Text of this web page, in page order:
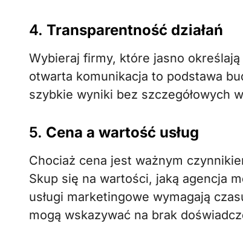
4. Transparentność działań
Wybieraj firmy, które jasno
otwarta komunikacja to podstawa
szybkie wyniki bez szczegółowych
5. Cena a wartość usług
Chociaż cena jest ważnym
Skup się na wartości, jaką agencja
usługi marketingowe wymagają
mogą wskazywać na brak